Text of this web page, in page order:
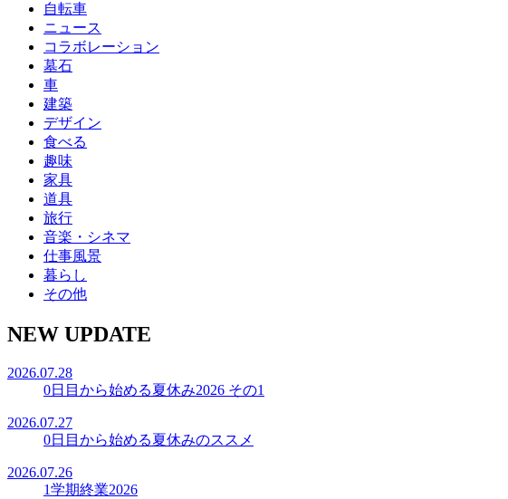
自転車
ニュース
コラボレーション
墓石
車
建築
デザイン
食べる
趣味
家具
道具
旅行
音楽・シネマ
仕事風景
暮らし
その他
NEW UPDATE
2026.07.28
0日目から始める夏休み2026 その1
2026.07.27
0日目から始める夏休みのススメ
2026.07.26
1学期終業2026